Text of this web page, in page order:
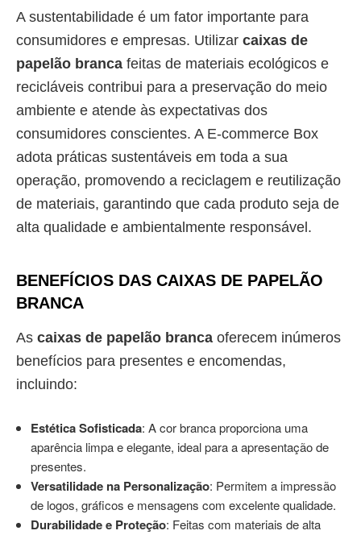
A sustentabilidade é um fator importante para
consumidores e empresas. Utilizar caixas de
papelão branca feitas de materiais ecológicos e
recicláveis contribui para a preservação do meio
ambiente e atende às expectativas dos
consumidores conscientes. A E-commerce Box
adota práticas sustentáveis em toda a sua
operação, promovendo a reciclagem e reutilização
de materiais, garantindo que cada produto seja de
alta qualidade e ambientalmente responsável.
BENEFÍCIOS DAS CAIXAS DE PAPELÃO
BRANCA
As caixas de papelão branca oferecem inúmeros
benefícios para presentes e encomendas,
incluindo:
Estética Sofisticada: A cor branca proporciona uma
aparência limpa e elegante, ideal para a apresentação de
presentes.
Versatilidade na Personalização: Permitem a impressão
de logos, gráficos e mensagens com excelente qualidade.
Durabilidade e Proteção: Feitas com materiais de alta